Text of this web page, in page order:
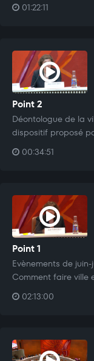
01:22:11
Point 2
Déontologue de la
dispositif proposé
00:34:51
Point 1
Evènements de
Comment faire ville
02:13:00